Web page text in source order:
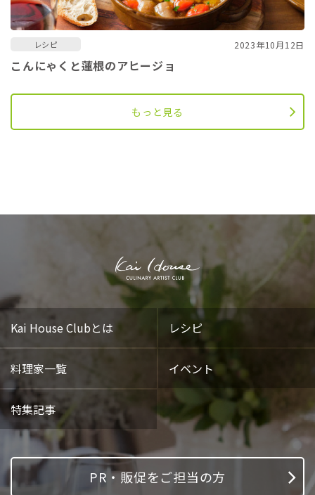
レシピ 2023年10月12日
こんにゃくと蓮根のアヒージョ
もっと見る
Kai House Clubとは レシピ
料理家一覧 イベント
特集記事
PR・販促をご担当の方